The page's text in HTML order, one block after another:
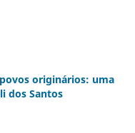
originários: uma
dos Santos